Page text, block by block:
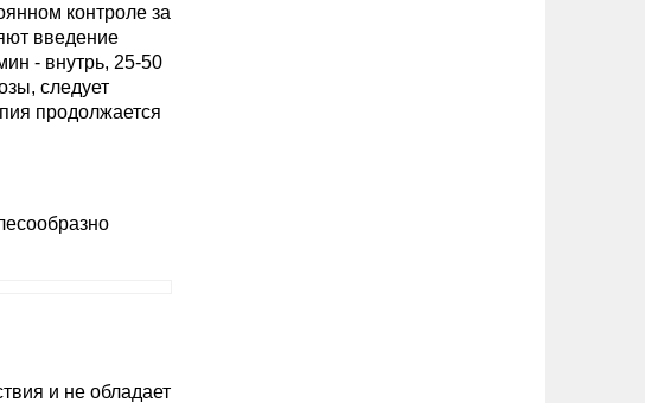
контроле за
введение
- внутрь, 25-50
следует
продолжается
и не обладает